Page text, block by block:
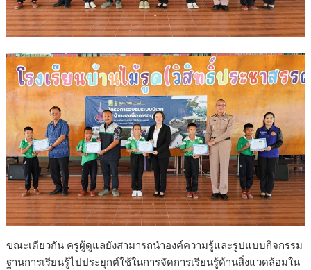
ขณะเดียวกัน ครูผู้ดูแลยังสามารถนำองค์ความรู้และรูปแบบกิจกรรม
ฐานการเรียนรู้ไปประยุกต์ใช้ในการจัดการเรียนรู้ด้านสิ่งแวดล้อมใน